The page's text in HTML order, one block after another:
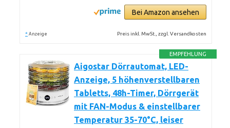
Bei Amazon ansehen
* Anzeige Preis inkl. MwSt., zzgl. Versandkosten
EMPFEHLUNG
Aigostar Dörrautomat, LED-
Anzeige, 5 höhenverstellbaren
Tabletts, 48h-Timer, Dörrgerät
mit FAN-Modus & einstellbarer
Temperatur 35-70°C, leiser